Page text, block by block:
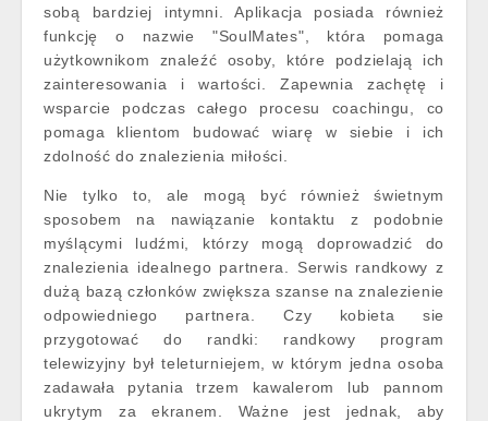
sobą bardziej intymni. Aplikacja posiada również
funkcję o nazwie "SoulMates", która pomaga
użytkownikom znaleźć osoby, które podzielają ich
zainteresowania i wartości. Zapewnia zachętę i
wsparcie podczas całego procesu coachingu, co
pomaga klientom budować wiarę w siebie i ich
zdolność do znalezienia miłości.
Nie tylko to, ale mogą być również świetnym
sposobem na nawiązanie kontaktu z podobnie
myślącymi ludźmi, którzy mogą doprowadzić do
znalezienia idealnego partnera. Serwis randkowy z
dużą bazą członków zwiększa szanse na znalezienie
odpowiedniego partnera. Czy kobieta sie
przygotować do randki: randkowy program
telewizyjny był teleturniejem, w którym jedna osoba
zadawała pytania trzem kawalerom lub pannom
ukrytym za ekranem. Ważne jest jednak, aby